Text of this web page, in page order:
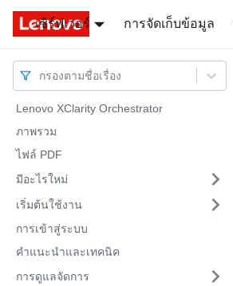
Docs
เซิร์ฟเวอร์ การจัดเก็บข้อมูล
Docs
กรองตามชื่อเรื่อง
Lenovo XClarity Orchestrator
ภาพรวม
ไฟล์ PDF
มีอะไรใหม่
เริ่มต้นใช้งาน
การเข้าสู่ระบบ
คำแนะนำและเทคนิค
การดูแลจัดการ